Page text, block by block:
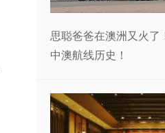
思聪爸爸在澳洲又火了
中澳航线历史！